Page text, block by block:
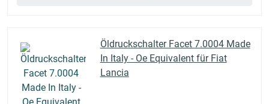
Öldruckschalter Facet 7.0004 Made
In Italy - Oe Equivalent für Fiat
Lancia